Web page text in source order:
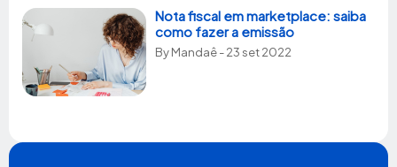
Nota fiscal em marketplace: saiba
como fazer a emissão
ByMandaê- 23 set 2022